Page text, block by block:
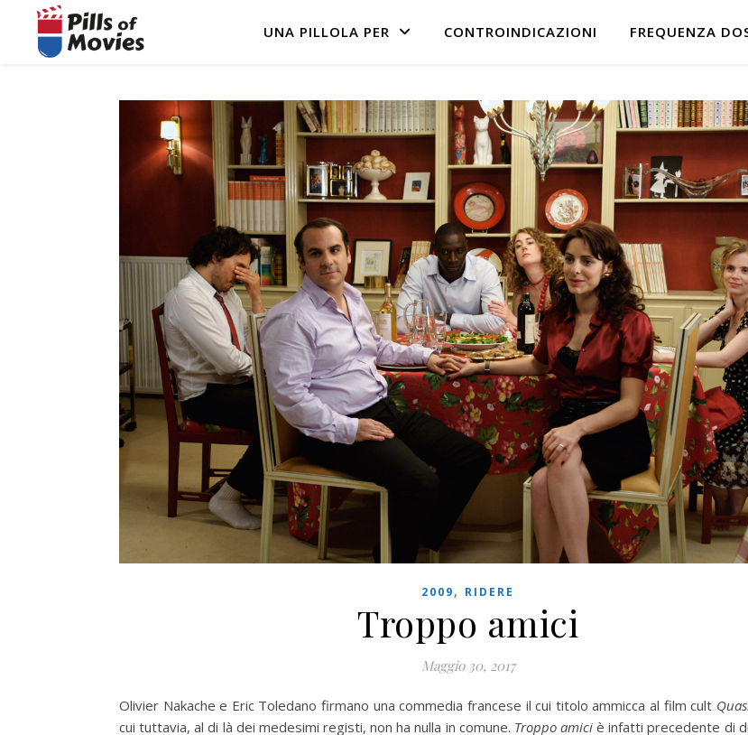
UNA PILLOLA PER CONTROINDICAZIONI FREQUENZA
2009, RIDERE
Troppo amici
Maggio 30, 2017
Olivier Nakache e Eric Toledano firmano una commedia francese il cui titolo ammicca al film cult
cui tuttavia, al di là dei medesimi registi, non ha nulla in comune. Troppo amici è infatti precedente di